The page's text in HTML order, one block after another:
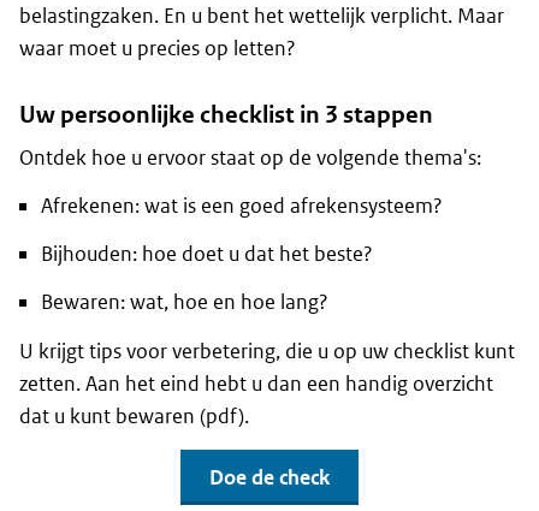
belastingzaken. En u bent het wettelijk verplicht. Maar
waar moet u precies op letten?
Uw persoonlijke checklist in 3 stappen
Ontdek hoe u ervoor staat op de volgende thema's:
Afrekenen: wat is een goed afrekensysteem?
Bijhouden: hoe doet u dat het beste?
Bewaren: wat, hoe en hoe lang?
U krijgt tips voor verbetering, die u op uw checklist kunt
zetten. Aan het eind hebt u dan een handig overzicht
dat u kunt bewaren (pdf).
Doe de check